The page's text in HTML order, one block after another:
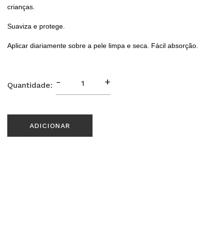
crianças.
Suaviza e protege.
Aplicar diariamente sobre a pele limpa e seca. Fácil absorção.
Quantidade: - +
ADICIONAR